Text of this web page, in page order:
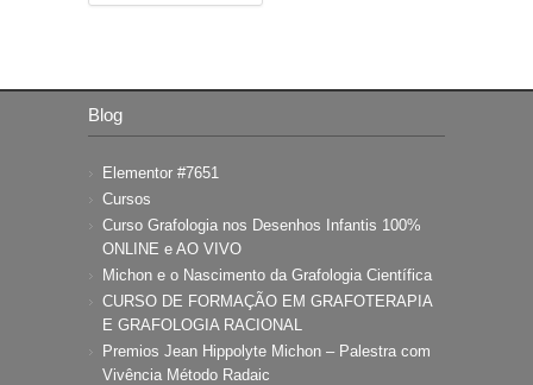
Blog
Elementor #7651
Cursos
Curso Grafologia nos Desenhos Infantis 100%
ONLINE e AO VIVO
Michon e o Nascimento da Grafologia Científica
CURSO DE FORMAÇÃO EM GRAFOTERAPIA
E GRAFOLOGIA RACIONAL
Premios Jean Hippolyte Michon – Palestra com
Vivência Método Radaic